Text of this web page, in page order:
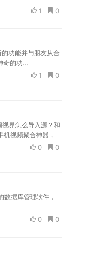
0
1
功能并与朋友从合
奇的功...
0
1
界怎么导入源？和
视频聚合神器，
0
0
据库管理软件，
0
0